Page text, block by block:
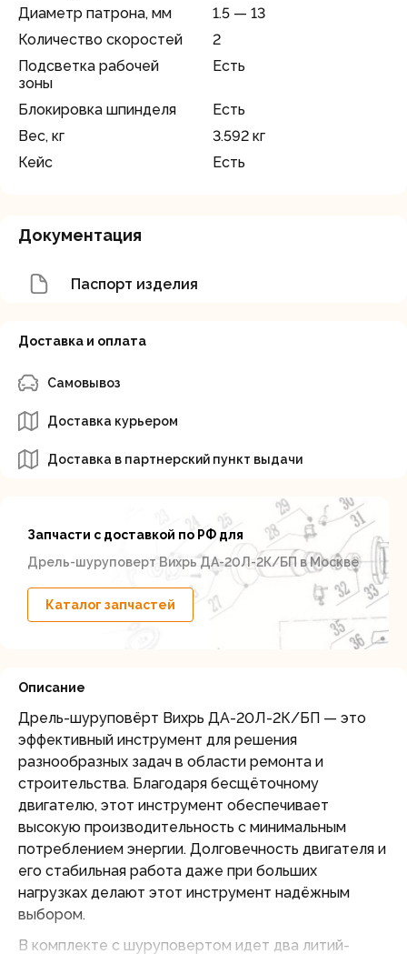
Диаметр патрона, мм
1.5 — 13
Количество скоростей
2
Подсветка рабочей
зоны
Есть
Блокировка шпинделя
Есть
Вес, кг
3.592 кг
Кейс
Есть
Документация
Паспорт изделия
Доставка и оплата
Самовывоз
Доставка курьером
Доставка в партнерский пункт выдачи
Запчасти с доставкой по РФ для
Дрель-шуруповерт Вихрь ДА-20Л-2К/БП в Москве
Каталог запчастей
Описание
Дрель-шуруповёрт Вихрь ДА-20Л-2К/БП — это
эффективный инструмент для решения
разнообразных задач в области ремонта и
строительства. Благодаря бесщёточному
двигателю, этот инструмент обеспечивает
высокую производительность с минимальным
потреблением энергии. Долговечность двигателя и
его стабильная работа даже при больших
нагрузках делают этот инструмент надёжным
выбором.
В комплекте с шуруповертом идет два литий-